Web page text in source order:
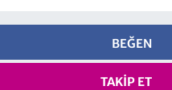
BEĞEN
TAKIP ET